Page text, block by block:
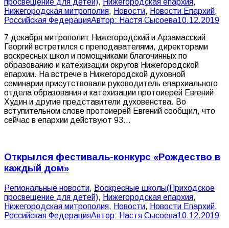
Нижегородская митрополия, Новости, Новости Епархий,
Российская ФедерацияАвтор: Настя Сысоева10.12.2019
7 декабря митрополит Нижегородский и Арзамасский
Георгий встретился с преподавателями, директорами
воскресных школ и помощниками благочинных по
образованию и катехизации округов Нижегородской
епархии. На встрече в Нижегородской духовной
семинарии присутствовали руководитель епархиального
отдела образования и катехизации протоиерей Евгений
Худин и другие представители духовенства. Во
вступительном слове протоиерей Евгений сообщил, что
сейчас в епархии действуют 93…
Открылся фестиваль-конкурс «Рождество в
каждый дом»
Pегиональные новости, Воскресные школы(Приходское
просвещение для детей), Нижегородская епархия,
Нижегородская митрополия, Новости, Новости Епархий,
Российская ФедерацияАвтор: Настя Сысоева10.12.2019